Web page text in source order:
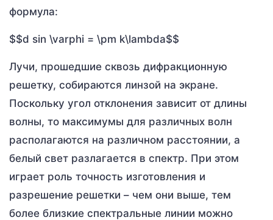
формула:
$$d sin \varphi = \pm k\lambda$$
Лучи, прошедшие сквозь дифракционную
решетку, собираются линзой на экране.
Поскольку угол отклонения зависит от длины
волны, то максимумы для различных волн
располагаются на различном расстоянии, а
белый свет разлагается в спектр. При этом
играет роль точность изготовления и
разрешение решетки – чем они выше, тем
более близкие спектральные линии можно